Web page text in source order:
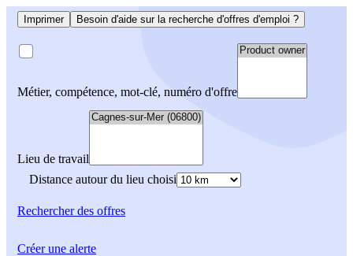
Imprimer Besoin d'aide sur la recherche d'offres d'emploi ?
Métier, compétence, mot-clé, numéro d'offre
Lieu de travail
Distance autour du lieu choisi
Rechercherdes offres
Créer une alerte